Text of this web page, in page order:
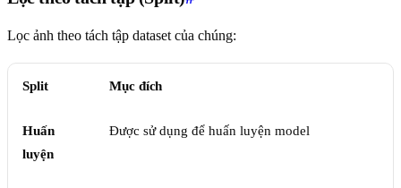
Lọc ảnh theo tách tập dataset của chúng:
Split Mục đích
Huấn
luyện
Được sử dụng để huấn luyện model